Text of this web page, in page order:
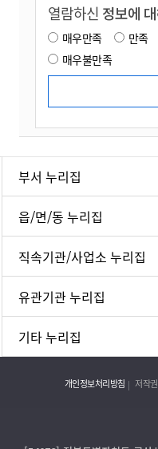
열람하신 정보에
매우만족 만족
매우불만족
부서 누리집
읍/면/동 누리집
직속기관/사업소 누리집
유관기관 누리집
기타 누리집
개인정보처리방침 저작